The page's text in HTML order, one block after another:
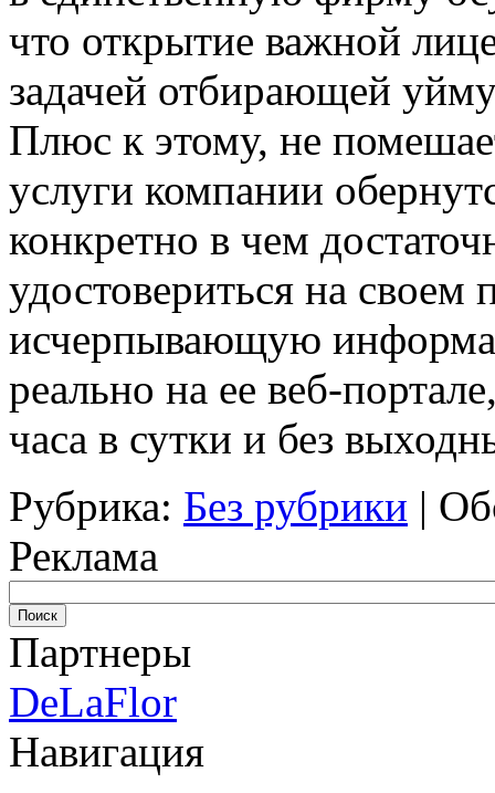
что открытие важной
задачей отбирающей
Плюс к этому, не
услуги компании
конкретно в чем
удостовериться на
исчерпывающую
реально на ее веб-
часа в сутки и без
Рубрика: Без рубрики |
Реклама
Партнеры
DeLaFlor
Навигация